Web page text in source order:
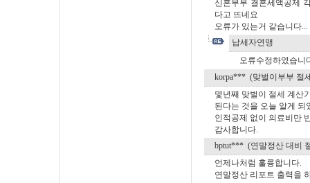
신혼부부 결혼세액공제
다고 뜨네요
오류가 있는거 같습니다...
납세자연맹
오류수정하였습니
korpa*** (맞벌이부부 절
몇년째 맞벌이 절세 계산
된다는 것을 오늘 알게 되
인적공제 없이 의료비만
감사합니다.
bptut*** (연말정산 대비
언제나처럼 훌륭합니다.
연말정산 리포트 출력을